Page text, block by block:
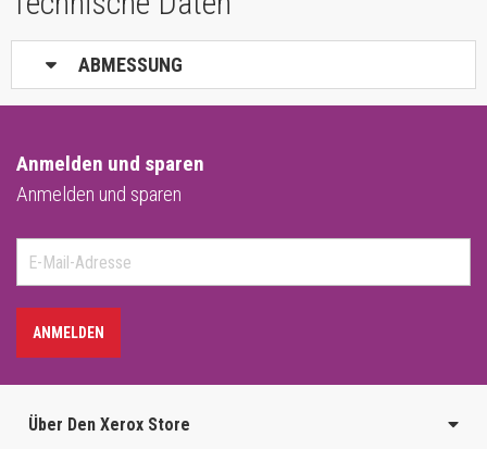
ABMESSUNG
Anmelden und sparen
Anmelden und sparen
ANMELDEN
Über Den Xerox Store